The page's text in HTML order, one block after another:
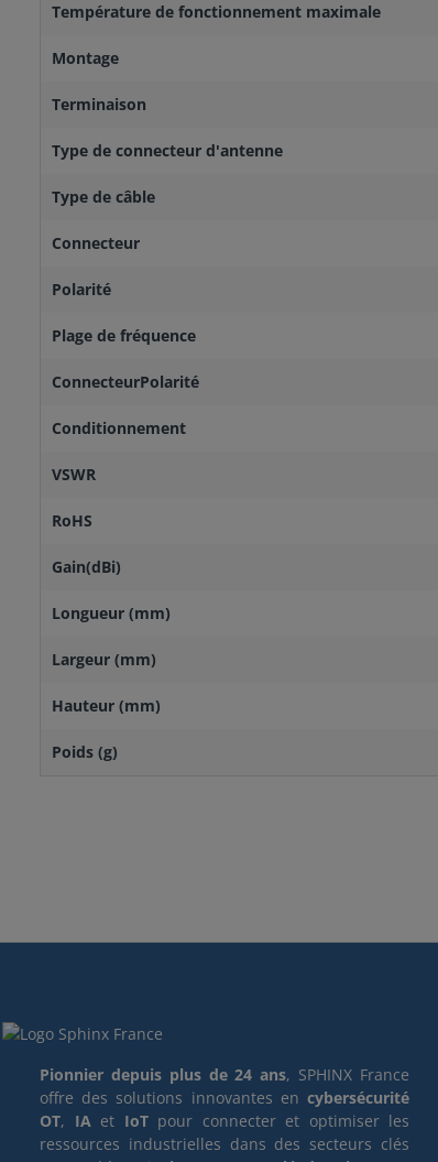
Température de fonctionnement maximale
Montage
Terminaison
Type de connecteur d'antenne
Type de câble
Connecteur
Polarité
Plage de fréquence
ConnecteurPolarité
Conditionnement
VSWR
RoHS
Gain(dBi)
Longueur (mm)
Largeur (mm)
Hauteur (mm)
Poids (g)
Pionnier depuis plus de 24 ans, SPHINX France
offre des solutions innovantes en cybersécurité
OT, IA et IoT pour connecter et optimiser les
ressources industrielles dans des secteurs clés